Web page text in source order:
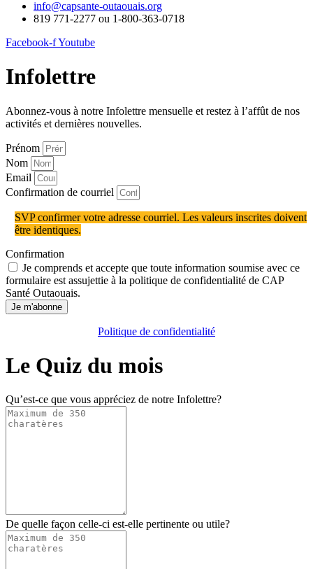
info@capsante-outaouais.org
819 771-2277 ou 1-800-363-0718
Facebook-fYoutube
Infolettre
Abonnez-vous à notre Infolettre mensuelle et restez à l’affût de nos
activités et dernières nouvelles.
Prénom
Nom
Email
Confirmation de courriel
SVP confirmer votre adresse courriel. Les valeurs inscrites doivent
être identiques.
Confirmation
Je comprends et accepte que toute information soumise avec ce
formulaire est assujettie à la politique de confidentialité de CAP
Santé Outaouais.
Je m'abonne
Politique de confidentialité
Le Quiz du mois
Qu’est-ce que vous appréciez de notre Infolettre?
De quelle façon celle-ci est-elle pertinente ou utile?